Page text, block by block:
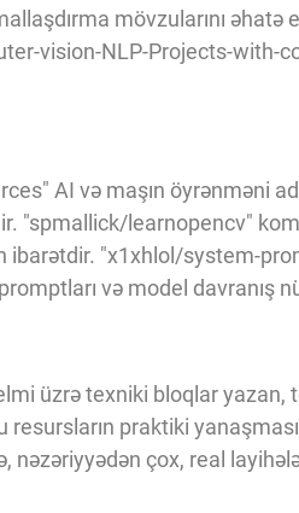
mövzularını əhatə
vision-NLP-Projects-with-
AI və maşın öyrənməni
"spmallick/learnopencv"
ibarətdir. "x1xhlol/system-
və model davranış
üzrə texniki bloqlar yazan,
praktiki
nəzəriyyədən çox, real